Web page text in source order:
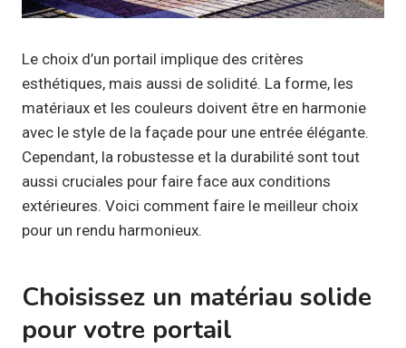
Le choix d’un portail implique des critères
esthétiques, mais aussi de solidité. La forme, les
matériaux et les couleurs doivent être en harmonie
avec le style de la façade pour une entrée élégante.
Cependant, la robustesse et la durabilité sont tout
aussi cruciales pour faire face aux conditions
extérieures. Voici comment faire le meilleur choix
pour un rendu harmonieux.
Choisissez un matériau solide
pour votre portail